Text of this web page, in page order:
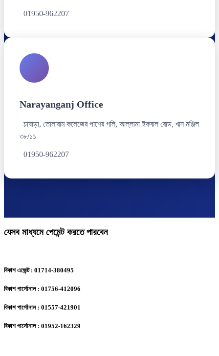
01950-962207
Narayanganj Office
চাষাড়া, তোলারাম কলেজের পাশের গলি, আল্লামা ইকবাল রোড, খান মঞ্জিল
৩৮/১১
01950-962207
যেসব মাধ্যমে পেমেন্ট করতে পারবেন
বিকাশ এজেন্ট : 01714-380495
বিকাশ পার্সোনাল : 01756-412096
বিকাশ পার্সোনাল : 01557-421901
বিকাশ পার্সোনাল : 01952-162329